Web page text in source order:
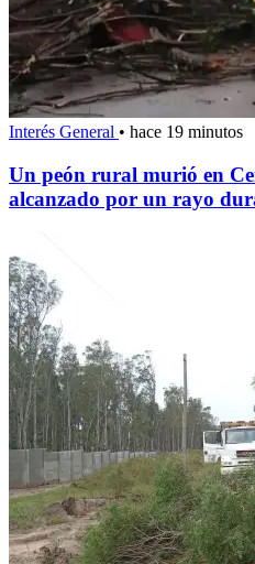
Interés General • hace 19 minutos
Un peón rural murió en
alcanzado por un rayo